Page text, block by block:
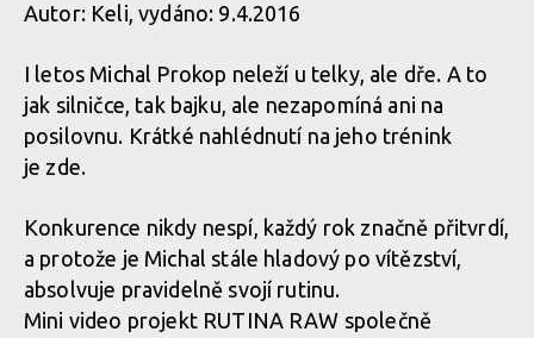
Autor: Keli, vydáno: 9.4.2016
I letos Michal Prokop neleží u telky, ale dře. A to
jak silničce, tak bajku, ale nezapomíná ani na
posilovnu. Krátké nahlédnutí na jeho trénink
je zde.
Konkurence nikdy nespí, každý rok značně přitvrdí,
a protože je Michal stále hladový po vítězství,
absolvuje pravidelně svojí rutinu.
Mini video projekt RUTINA RAW společně